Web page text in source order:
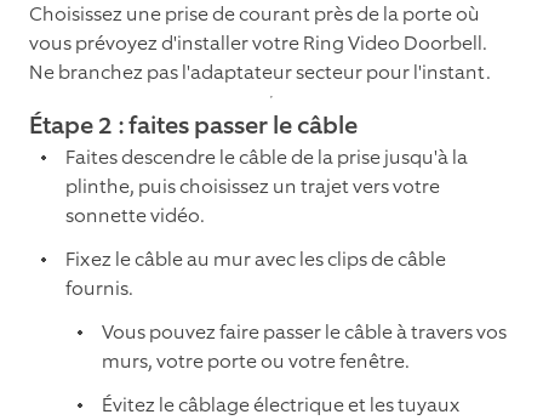
Choisissez une prise de courant près de la porte où
vous prévoyez d'installer votre Ring Video Doorbell.
Ne branchez pas l'adaptateur secteur pour l'instant.
Étape 2 : faites passer le câble
Faites descendre le câble de la prise jusqu'à la
plinthe, puis choisissez un trajet vers votre
sonnette vidéo.
Fixez le câble au mur avec les clips de câble
fournis.
Vous pouvez faire passer le câble à travers vos
murs, votre porte ou votre fenêtre.
Évitez le câblage électrique et les tuyaux